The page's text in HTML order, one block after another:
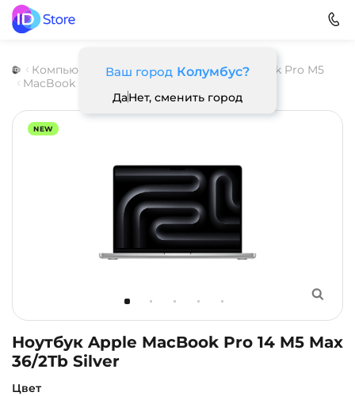
Ваш город Колумбус?
ДаНет, сменить город
Компьютеры Ноутбуки Apple
MacBook Pro M5
MacBook Pro 14 M5
NEW
Ноутбук Apple MacBook Pro 14 M5 Max
36/2Tb Silver
Цвет